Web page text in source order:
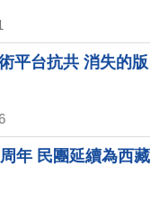
平台抗共 消失的版
年 民團延續為西藏